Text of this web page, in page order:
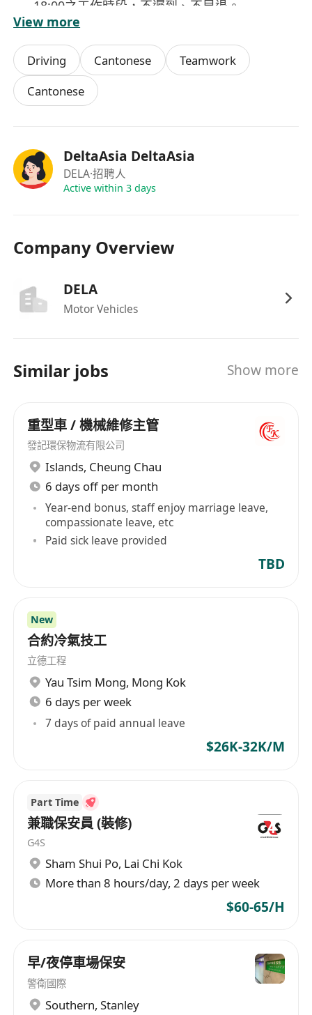
18:00之工作時段，不遲到、不早退。
具責任感與團隊協作意識，能適應偶爾需搬運工
具或配件之體力需求，無不良工作紀錄。
View more
Driving Cantonese
Teamwork
Cantonese
DeltaAsia DeltaAsia
DELA·招聘人
Active within 3 days
Company Overview
DELA
Motor Vehicles
Similar jobs Show more
重型車 / 機械維修主管
發記環保物流有限公司
Islands, Cheung Chau
6 days off per month
Year-end bonus, staff enjoy marriage leave,
compassionate leave, etc
Paid sick leave provided
TBD
New
合約冷氣技工
立德工程
Yau Tsim Mong, Mong Kok
6 days per week
7 days of paid annual leave
$26K-32K/M
Part Time
兼職保安員 (裝修)
G4S
Sham Shui Po, Lai Chi Kok
More than 8 hours/day, 2 days per week
$60-65/H
早/夜停車場保安
警衛國際
Southern, Stanley